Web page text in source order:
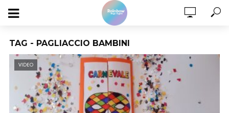
TAG - PAGLIACCIO BAMBINI
VIDEO